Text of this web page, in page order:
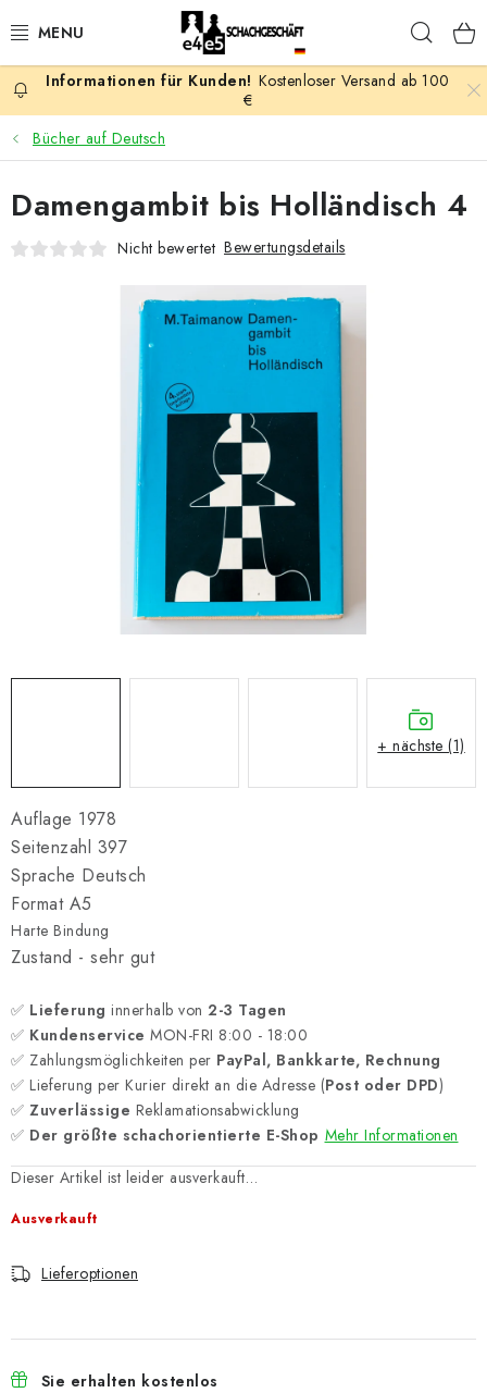
Inhalt
AKTION
SCHACHSPIELE
SCHACHFIGUREN
SCHACHBRETTER
SCHACHUHREN
SCHACHBÜCHER
SCHACH-ANTIQUITÄTENLADEN
SCHACH ONLINE
SCHACH-MERCH
SCHACH GESCHENKE
Geschäftsbedingungen
Kostenloser Versand ab 100
€
Bücher auf Deutsch
Auflage 1978
Seitenzahl 397
Sprache Deutsch
Format A5
Harte Bindung
Zustand - sehr gut
✅ Lieferung innerhalb von 2-3 Tagen
✅ Kundenservice MON-FRI 8:00 - 18:00
✅ Zahlungsmöglichkeiten per PayPal, Bankkarte, Rechnung
✅ Lieferung per Kurier direkt an die Adresse (Post oder DPD)
✅ Zuverlässige Reklamationsabwicklung
✅ Der größte schachorientierte E-Shop Mehr Informationen
Dieser Artikel ist leider ausverkauft…
Ausverkauft
Lieferoptionen
Sie erhalten kostenlos
Damengambit bis Holländisch 4
Nicht bewertet Bewertungsdetails
+ nächste (1)